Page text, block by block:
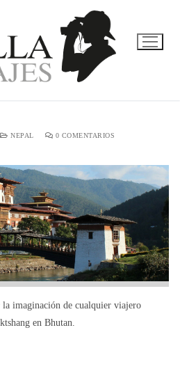
NEPAL 0 COMENTARIOS
la imaginación de cualquier viajero
en Bhutan.